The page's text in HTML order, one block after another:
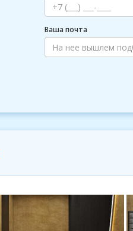
Ваша почта